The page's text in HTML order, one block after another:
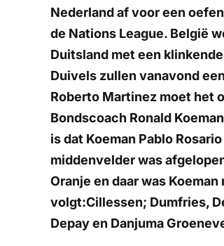
Nederland af voor een
de Nations League. België
Duitsland met een
Duivels zullen vanavond
Roberto Martinez moet het
Bondscoach Ronald
is dat Koeman Pablo
middenvelder was
Oranje en daar was
volgt:Cillessen; Dumfries,
Depay en Danjuma